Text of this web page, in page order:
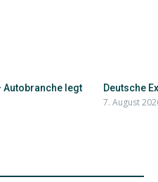
Autobranche legt
Deutsche
7. August